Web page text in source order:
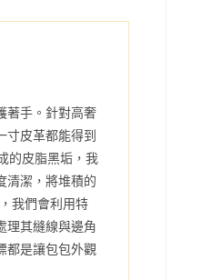
著手。針對高奢
寸皮革都能得到
的皮脂黑垢，我
清潔，將堆積的
我們會利用特
理其縫線與邊角
都是讓包包外觀